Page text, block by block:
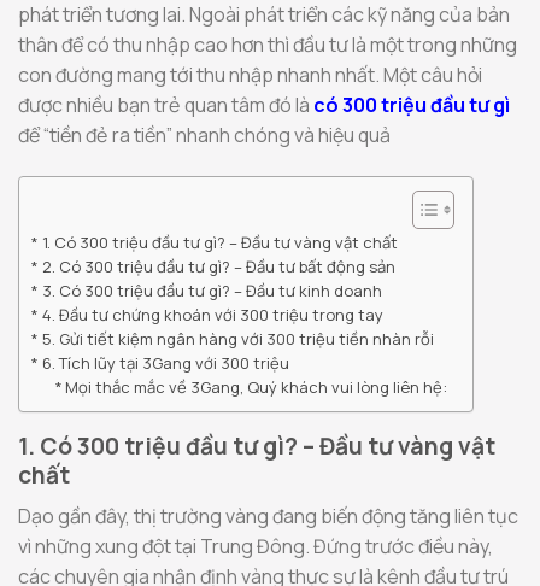
phát triển tương lai. Ngoài phát triển các kỹ năng của bản
thân để có thu nhập cao hơn thì đầu tư là một trong những
con đường mang tới thu nhập nhanh nhất. Một câu hỏi
được nhiều bạn trẻ quan tâm đó là có 300 triệu đầu tư gì
để “tiền đẻ ra tiền” nhanh chóng và hiệu quả
1. Có 300 triệu đầu tư gì? – Đầu tư vàng vật chất
2. Có 300 triệu đầu tư gì? – Đầu tư bất động sản
3. Có 300 triệu đầu tư gì? – Đầu tư kinh doanh
4. Đầu tư chứng khoán với 300 triệu trong tay
5. Gửi tiết kiệm ngân hàng với 300 triệu tiền nhàn rỗi
6. Tích lũy tại 3Gang với 300 triệu
Mọi thắc mắc về 3Gang, Quý khách vui lòng liên hệ:
1. Có 300 triệu đầu tư gì? – Đầu tư vàng vật
chất
Dạo gần đây, thị trường vàng đang biến động tăng liên tục
vì những xung đột tại Trung Đông. Đứng trước điều này,
các chuyên gia nhận định vàng thực sự là kênh đầu tư trú